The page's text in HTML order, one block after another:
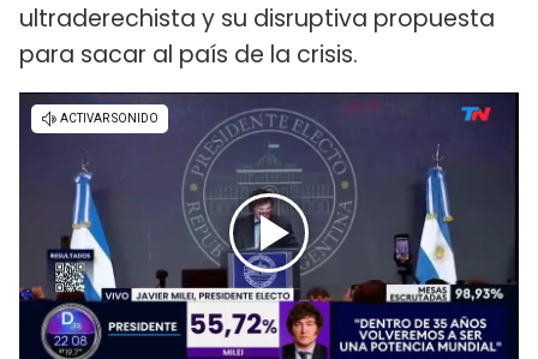
ultraderechista y su disruptiva propuesta
para sacar al país de la crisis.